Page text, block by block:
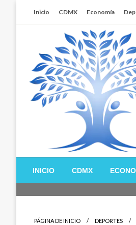
Inicio CDMX Economía
Libertador
INICIO CDMX
PÁGINA DE INICIO DEPORTES